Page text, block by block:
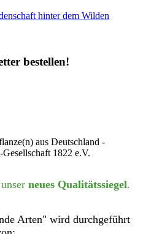
hinter dem Wilden
bestellen!
neues Qualitätssiegel.
Arten" wird durchgeführt